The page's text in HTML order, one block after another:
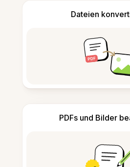
Dateien
PDFs und Bilder